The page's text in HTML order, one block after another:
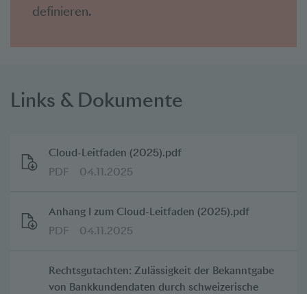
definieren.
Links & Dokumente
Cloud-Leitfaden (2025).pdf
PDF
04.11.2025
Anhang I zum Cloud-Leitfaden (2025).pdf
PDF
04.11.2025
Rechtsgutachten: Zulässigkeit der Bekanntgabe
von Bankkundendaten durch schweizerische